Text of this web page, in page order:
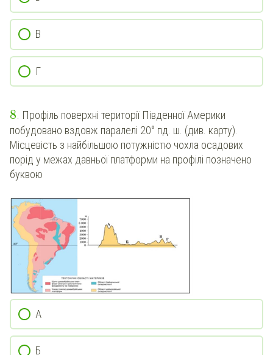
В
Г
8. Профіль поверхні території Південної Америки
побудовано вздовж паралелі 20° пд. ш. (див. карту).
Місцевість з найбільшою потужністю чохла осадових
порід у межах давньої платформи на профілі позначено
буквою
А
Б